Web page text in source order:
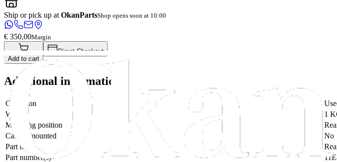
Ship or pick up at OkanPartsShop opens soon at 10:00
€ 350,00Margin
Add to cart
Direct Checkout
Additional information
Condition
Weight
1
Mounting position
Can be mounted
No
Part name
Part number(s)